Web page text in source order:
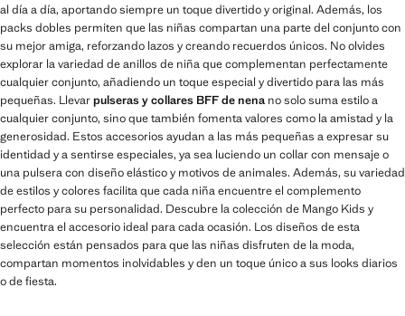
al día a día, aportando siempre un toque divertido y original. Además, los
packs dobles permiten que las niñas compartan una parte del conjunto con
su mejor amiga, reforzando lazos y creando recuerdos únicos. No olvides
explorar la variedad de anillos de niña que complementan perfectamente
cualquier conjunto, añadiendo un toque especial y divertido para las más
pequeñas. Llevarpulseras y collares BFF de nena no solo suma estilo a
cualquier conjunto, sino que también fomenta valores como la amistad y la
generosidad. Estos accesorios ayudan a las más pequeñas a expresar su
identidad y a sentirse especiales, ya sea luciendo un collar con mensaje o
una pulsera con diseño elástico y motivos de animales. Además, su variedad
de estilos y colores facilita que cada niña encuentre el complemento
perfecto para su personalidad. Descubre la colección de Mango Kids y
encuentra el accesorio ideal para cada ocasión. Los diseños de esta
selección están pensados para que las niñas disfruten de la moda,
compartan momentos inolvidables y den un toque único a sus looks diarios
o de fiesta.